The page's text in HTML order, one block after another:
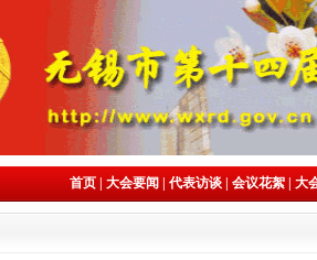
首页 大会要闻 代表访谈 会议花絮 大